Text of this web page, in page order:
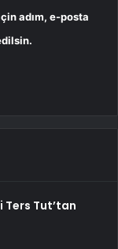
adım, e-posta
Ters Tut’tan